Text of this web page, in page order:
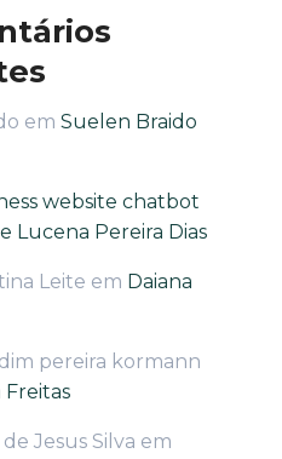
em Suelen Braido
website chatbot
Lucena Pereira Dias
Leite em Daiana
pereira kormann
Freitas
Jesus Silva em